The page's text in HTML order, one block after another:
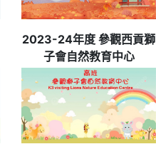
2023-24年度 參觀西貢獅
子會自然教育中心